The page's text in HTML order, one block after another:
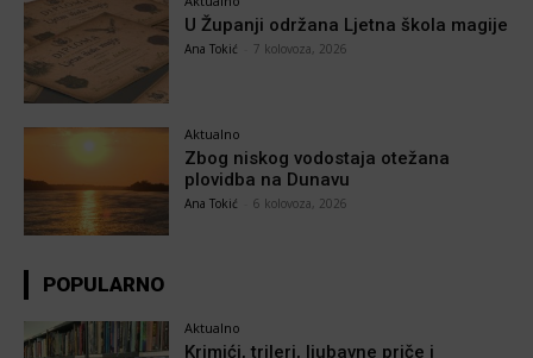
U Županji održana Ljetna škola magije
Ana Tokić 7 kolovoza, 2026
Aktualno
Zbog niskog vodostaja otežana
plovidba na Dunavu
Ana Tokić 6 kolovoza, 2026
POPULARNO
Aktualno
Krimići, trileri, ljubavne priče i